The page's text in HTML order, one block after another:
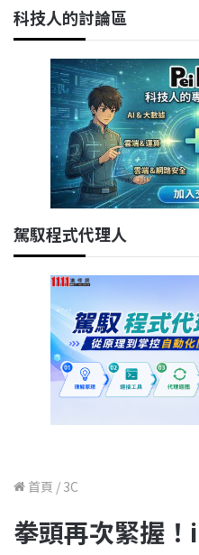
科技人的討論區
駕馭程式代理人